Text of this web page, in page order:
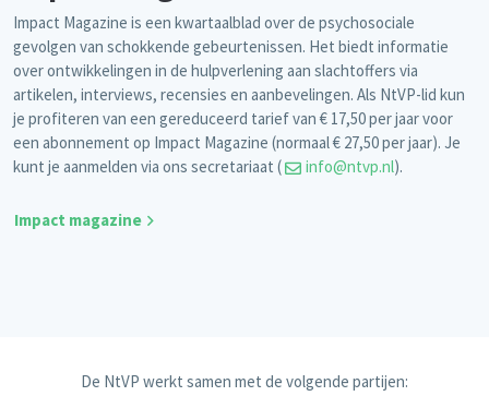
Impact Magazine is een kwartaalblad over de psychosociale
gevolgen van schokkende gebeurtenissen. Het biedt informatie
over ontwikkelingen in de hulpverlening aan slachtoffers via
artikelen, interviews, recensies en aanbevelingen. Als NtVP-lid kun
je profiteren van een gereduceerd tarief van € 17,50 per jaar voor
een abonnement op Impact Magazine (normaal € 27,50 per jaar). Je
kunt je aanmelden via ons secretariaat (
info@ntvp.nl).
Impact magazine
De NtVP werkt samen met de volgende partijen: